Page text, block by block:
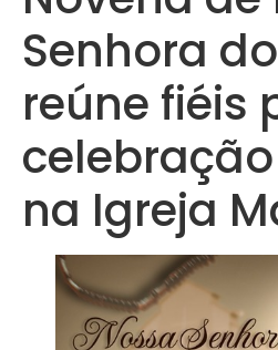
Senhora
reúne fiéis
na Igreja